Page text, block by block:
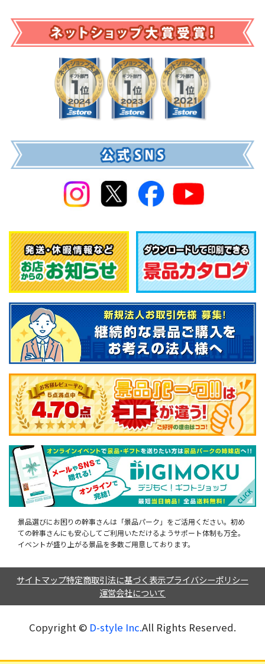
景品選びにお困りの幹事さんは「景品パーク」をご活用ください。初め
ての幹事さんにも安心してご利用いただけるようサポート体制も万全。
イベントが盛り上がる景品を多数ご用意しております。
サイトマップ特定商取引法に基づく表示プライバシーポリシー
運営会社について
Copyright ©︎ D-style Inc.All Rights Reserved.